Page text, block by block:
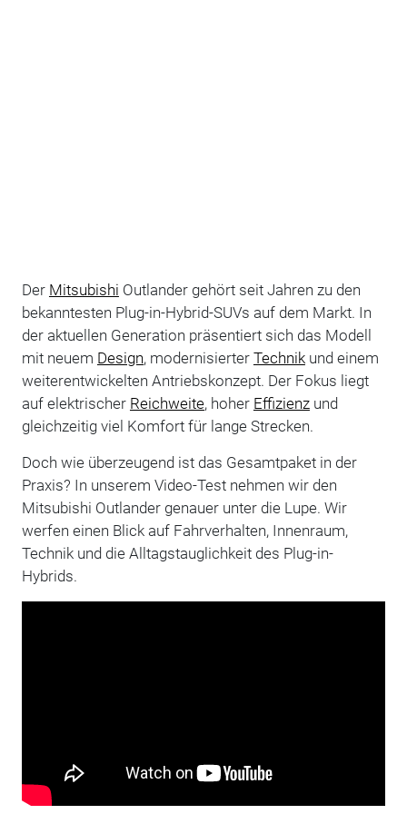
Der Mitsubishi Outlander gehört seit Jahren zu den
bekanntesten Plug-in-Hybrid-SUVs auf dem Markt. In
der aktuellen Generation präsentiert sich das Modell
mit neuem Design, modernisierter Technikund einem
weiterentwickelten Antriebskonzept. Der Fokus liegt
auf elektrischer Reichweite, hoher Effizienzund
gleichzeitig viel Komfort für lange Strecken.
Doch wie überzeugend ist das Gesamtpaket in der
Praxis? In unserem Video-Test nehmen wir den
Mitsubishi Outlander genauer unter die Lupe. Wir
werfen einen Blick auf Fahrverhalten, Innenraum,
Technik und die Alltagstauglichkeit des Plug-in-
Hybrids.